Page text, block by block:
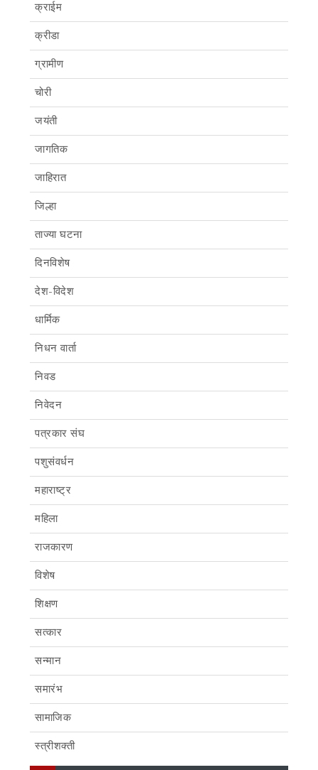
क्राईम
क्रीडा
ग्रामीण
चोरी
जयंती
जागतिक
जाहिरात
जिल्हा
ताज्या घटना
दिनविशेष
देश-विदेश
धार्मिक
निधन वार्ता
निवड
निवेदन
पत्रकार संघ
पशुसंवर्धन
महाराष्ट्र
महिला
राजकारण
विशेष
शिक्षण
सत्कार
सन्मान
समारंभ
सामाजिक
स्त्रीशक्ती